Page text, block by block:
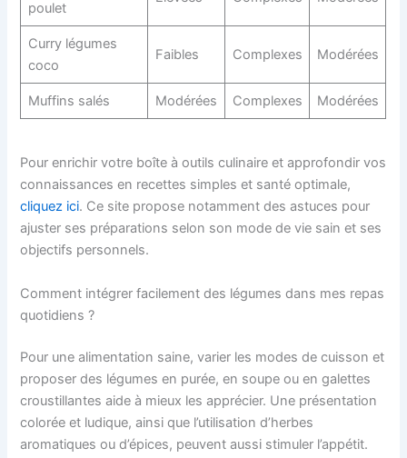
poulet
Curry légumes
coco
Faibles Complexes Modérées
Muffins salés Modérées Complexes Modérées
Pour enrichir votre boîte à outils culinaire et approfondir vos
connaissances en recettes simples et santé optimale,
cliquez ici. Ce site propose notamment des astuces pour
ajuster ses préparations selon son mode de vie sain et ses
objectifs personnels.
Comment intégrer facilement des légumes dans mes repas
quotidiens ?
Pour une alimentation saine, varier les modes de cuisson et
proposer des légumes en purée, en soupe ou en galettes
croustillantes aide à mieux les apprécier. Une présentation
colorée et ludique, ainsi que l’utilisation d’herbes
aromatiques ou d’épices, peuvent aussi stimuler l’appétit.